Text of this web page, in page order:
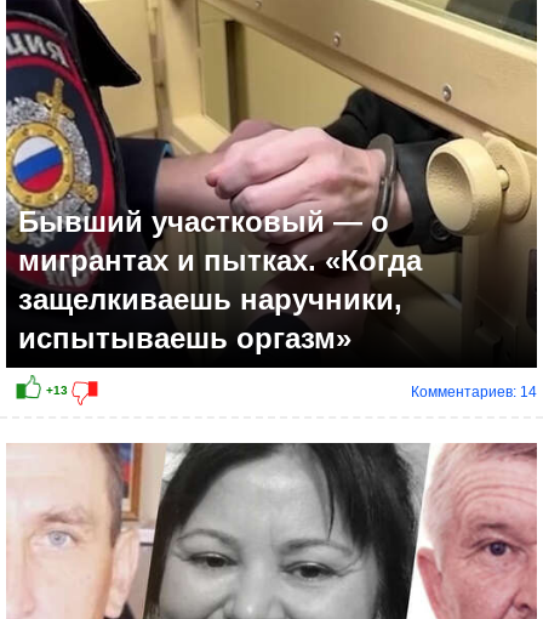
+7
Бывший участковый — о
мигрантах и пытках. «Когда
защелкиваешь наручники,
испытываешь оргазм»
Комментариев: 14